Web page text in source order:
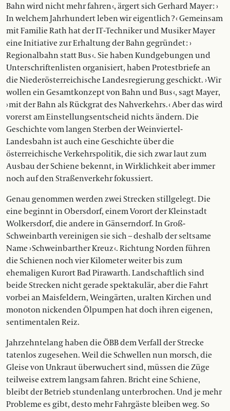
Bahn wird nicht mehr fahren ‹, ärgert sich Gerhard Mayer : ›
In welchem Jahrhundert leben wir eigentlich ? ‹ Gemeinsam
mit Familie Rath hat der IT-Techniker und Musiker Mayer
eine Initiative zur Erhaltung der Bahn gegründet : ›
Regionalbahn statt Bus ‹. Sie haben Kundgebungen und
Unterschriftenlisten organisiert, haben Protestbriefe an
die Niederösterreichische Landesregierung geschickt. › Wir
wollen ein Gesamt­konzept von Bahn und Bus ‹, sagt Mayer,
› mit der Bahn als Rückgrat des Nahverkehrs. ‹ Aber das wird
vorerst am Einstellungsentscheid nichts ändern. Die
Geschichte vom langen Sterben der Weinviertel-
Landesbahn ist auch eine Geschichte über die
österreichische Verkehrspolitik, die sich zwar laut zum
Ausbau der Schiene bekennt, in Wirklichkeit aber immer
noch auf den Straßenverkehr fokussiert.
Genau genommen werden zwei Strecken stillgelegt. Die
eine beginnt in Obersdorf, einem Vorort der Kleinstadt
Wolkersdorf, die andere in Gänserndorf. In Groß-
Schweinbarth vereinigen sie sich – deshalb der seltsame
Name › Schweinbarther Kreuz ‹. Richtung Norden führen
die Schienen noch vier Kilometer weiter bis zum
ehemaligen Kurort Bad Pirawarth. Landschaftlich sind
beide Strecken nicht gerade spektakulär, aber die Fahrt
vorbei an Maisfeldern, Weingärten, uralten Kirchen und
monoton nickenden Ölpumpen hat doch ihren eigenen,
sentimentalen Reiz.
Jahrzehntelang haben die ÖBB dem Verfall der Strecke
tatenlos zugesehen. Weil die Schwellen nun morsch, die
Gleise von Unkraut überwuchert sind, müssen die Züge
teilweise extrem langsam fahren. Bricht eine Schiene,
bleibt der Betrieb stundenlang unterbrochen. Und je mehr
Probleme es gibt, desto mehr Fahrgäste bleiben weg. So